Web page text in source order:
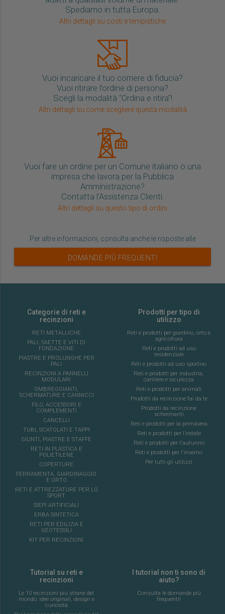
Spediamo in tutta Europa.
Altri dettagli su costi e tempistiche
Vuoi incaricare il tuo corriere di fiducia?
Vuoi ritirare l’ordine di persona?
Scegli la modalità "Ordina e ritira"!
Altri dettagli su come scegliere questa modalità
Vuoi fare un ordine per un Comune italiano o una
impresa che lavora per la Pubblica
Amministrazione?
Contatta l'Assistenza Clienti.
Altri dettagli su questo tipo di ordini
Per altre informazioni, consulta anche le risposte alle
DOMANDE PIÙ FREQUENTI
Categorie di reti e
recinzioni
RETI METALLICHE
PALI, SAETTE E VITI DI
FONDAZIONE
PIASTRE E PROLUNGHE PER
PALI
RECINZIONI A PANNELLI
MODULARI
OMBREGGIANTI,
SCHERMATURE E CANNICCI
FILO, ACCESSORI E
COMPLEMENTI
CANCELLI
TUBI, SCATOLATI E TAPPI
GIUNTI, PIASTRE E STAFFE
RETI IN PLASTICA E
POLIETILENE
COPERTURE
FERRAMENTA, GIARDINAGGIO
E ORTO
RETI E ATTREZZATURE PER LO
SPORT
SIEPI ARTIFICIALI
ERBA SINTETICA
RETI PER EDILIZIA E
GEOTESSILI
KIT PER RECINZIONI
Prodotti per tipo di
utilizzo
Reti e prodotti per giardino, orto e
agricoltura
Reti e prodotti ad uso
residenziale
Reti e prodotti ad uso sportivo
Reti e prodotti per industria,
cantiere e sicurezza
Reti e prodotti per animali
Prodotti da recinzione fai da te
Prodotti da recinzione
schermanti
Reti e prodotti per la primavera
Reti e prodotti per l'estate
Reti e prodotti per l'autunno
Reti e prodotti per l'inverno
Per tutti gli utilizzi
Tutorial su reti e
recinzioni
Le 10 recinzioni più strane del
mondo: idee originali, design e
curiosità
I tutorial non ti sono di
aiuto?
Consulta le domande più
frequenti!